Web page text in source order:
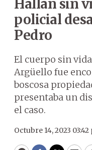
Hallan sin
policial
Pedro
El cuerpo sin
Argüello fue
boscosa
presentaba un
el caso.
Octubre 14, 2023 03:42